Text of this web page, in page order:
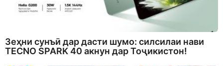
Зеҳни сунъӣ дар дасти шумо: силсилаи нави
TECNO SPARK 40 акнун дар Тоҷикистон!